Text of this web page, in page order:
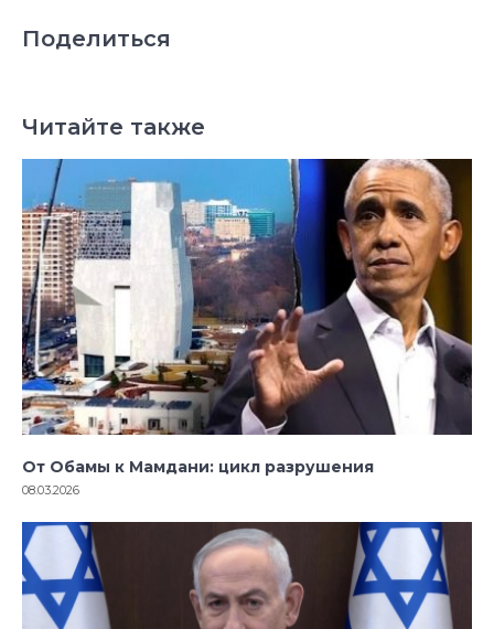
Поделиться
Читайте также
От Обамы к Мамдани: цикл разрушения
08.03.2026